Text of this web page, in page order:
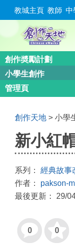
教城主頁 教師 中
創作奬勵計劃
小學生創作
管理頁
創作天地 > 小學
新小紅
系列： 經典故事
作者： pakson-
最後更新： 29/
0 0